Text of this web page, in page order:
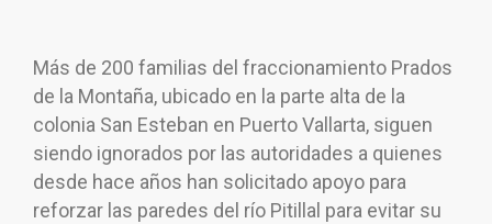
Más de 200 familias del fraccionamiento Prados
de la Montaña, ubicado en la parte alta de la
colonia San Esteban en Puerto Vallarta, siguen
siendo ignorados por las autoridades a quienes
desde hace años han solicitado apoyo para
reforzar las paredes del río Pitillal para evitar su